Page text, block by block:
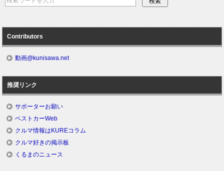
Contributors
動画@kunisawa.net
推奨リンク
サポーターお願い
ベストカーWeb
クルマ情報はKUREコラム
クルマ好きの掲示板
くるまのニュース